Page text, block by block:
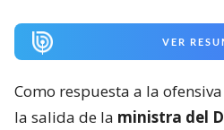
VER
Como respuesta a la
la salida de la ministra del